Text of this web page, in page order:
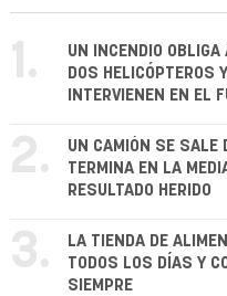
1.
UN INCENDIO
DOS HELICÓPTEROS
INTERVIENEN EN EL
2.
UN CAMIÓN SE SALE
TERMINA EN LA
RESULTADO HERIDO
3.
LA TIENDA DE
TODOS LOS DÍAS Y
SIEMPRE